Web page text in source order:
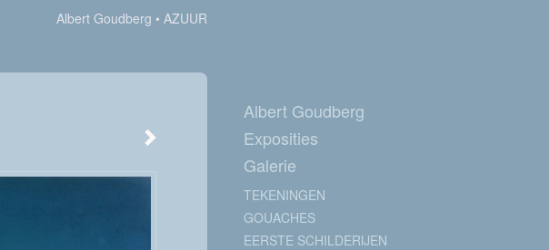
Albert Goudberg
AZUUR
Albert Goudberg
Exposities
Galerie
TEKENINGEN
GOUACHES
EERSTE SCHILDERIJEN